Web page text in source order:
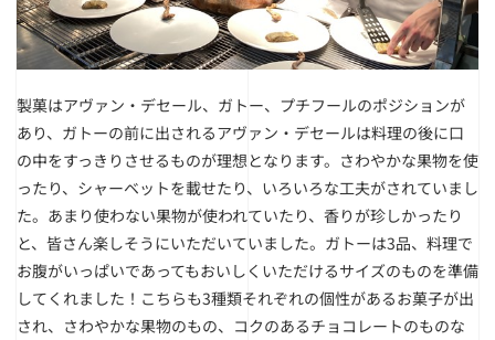
製菓はアヴァン・デセール、ガトー、プチフールのポジションが
あり、ガトーの前に出されるアヴァン・デセールは料理の後に口
の中をすっきりさせるものが理想となります。さわやかな果物を使
ったり、シャーベットを載せたり、いろいろな工夫がされていまし
た。あまり使わない果物が使われていたり、香りが珍しかったり
と、皆さん楽しそうにいただいていました。ガトーは3品、料理で
お腹がいっぱいであってもおいしくいただけるサイズのものを準備
してくれました！こちらも3種類それぞれの個性があるお菓子が出
され、さわやかな果物のもの、コクのあるチョコレートのものな